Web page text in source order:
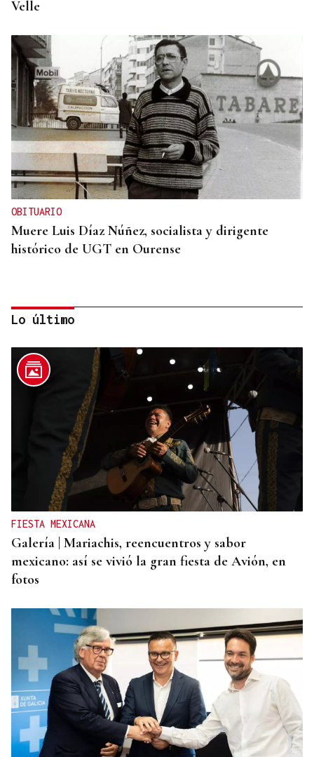
Velle
OBITUARIO
Muere Luis Díaz Núñez, socialista y dirigente
histórico de UGT en Ourense
Un herido en la colisión entre dos coches en la
entrada a las termas de Outariz
Lo último
FIESTA MEXICANA
Galería | Mariachis, reencuentros y sabor
mexicano: así se vivió la gran fiesta de Avión, en
fotos